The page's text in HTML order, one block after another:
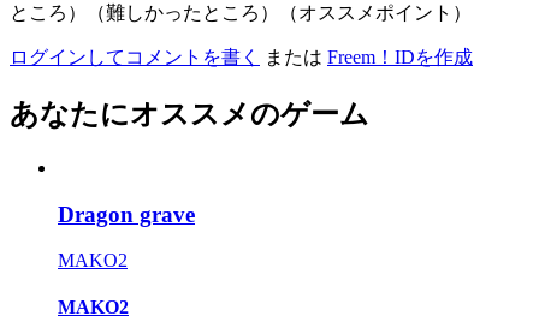
ところ）（難しかったところ）（オススメポイント）
ログインしてコメントを書く または Freem！IDを作成
あなたにオススメのゲーム
Dragon grave
MAKO2
MAKO2